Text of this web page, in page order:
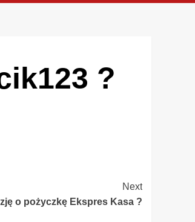
?
Next
o pożyczkę Ekspres Kasa ?